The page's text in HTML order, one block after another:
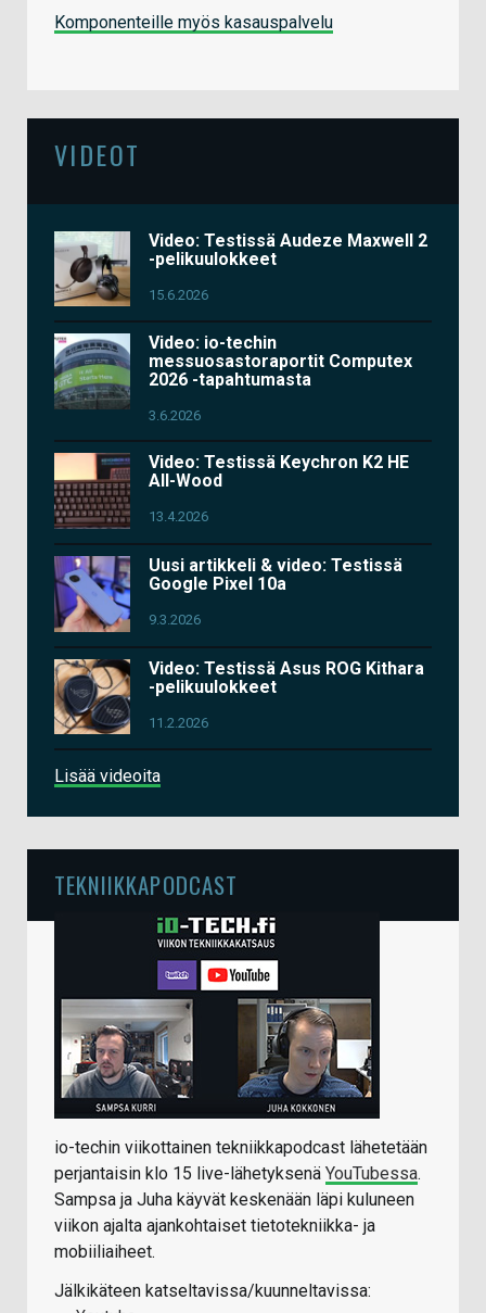
Komponenteille myös kasauspalvelu
VIDEOT
Video: Testissä Audeze Maxwell 2
-pelikuulokkeet
15.6.2026
Video: io-techin
messuosastoraportit Computex
2026 -tapahtumasta
3.6.2026
Video: Testissä Keychron K2 HE
All-Wood
13.4.2026
Uusi artikkeli & video: Testissä
Google Pixel 10a
9.3.2026
Video: Testissä Asus ROG Kithara
-pelikuulokkeet
11.2.2026
Lisää videoita
TEKNIIKKAPODCAST
io-techin viikottainen tekniikkapodcast lähetetään
perjantaisin klo 15 live-lähetyksenä YouTubessa.
Sampsa ja Juha käyvät keskenään läpi kuluneen
viikon ajalta ajankohtaiset tietotekniikka- ja
mobiiliaiheet.
Jälkikäteen katseltavissa/kuunneltavissa: